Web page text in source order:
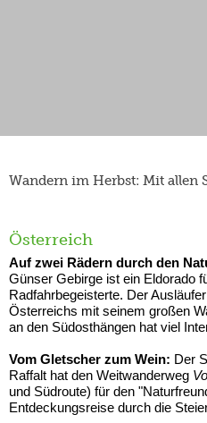
Wandern im Herbst: Mit allen
Österreich
Auf zwei Rädern durch den
Günser Gebirge ist ein Eldorado
Radfahrbegeisterte. Der
Österreichs mit seinem großen
an den Südosthängen hat viel
Vom Gletscher zum Wein: Der
Raffalt hat den Weitwanderweg
und Südroute) für den
Entdeckungsreise durch die